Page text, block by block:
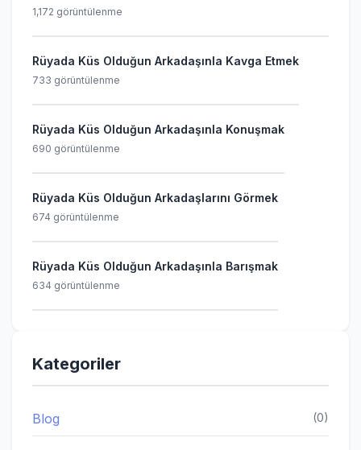
1,172 görüntülenme
Rüyada Küs Olduğun Arkadaşınla Kavga Etmek
733 görüntülenme
Rüyada Küs Olduğun Arkadaşınla Konuşmak
690 görüntülenme
Rüyada Küs Olduğun Arkadaşlarını Görmek
674 görüntülenme
Rüyada Küs Olduğun Arkadaşınla Barışmak
634 görüntülenme
Kategoriler
Blog (0)